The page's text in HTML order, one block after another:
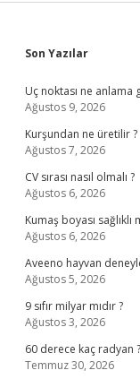
Sidebar
Son Yazılar
Uç noktası ne anlama
Ağustos 9, 2026
Kurşundan ne üretilir ?
Ağustos 7, 2026
CV sırası nasıl olmalı ?
Ağustos 6, 2026
Kumaş boyası sağlıklı
Ağustos 6, 2026
Aveeno hayvan
Ağustos 5, 2026
9 sıfır milyar mıdır ?
Ağustos 3, 2026
60 derece kaç radyan ?
Temmuz 30, 2026